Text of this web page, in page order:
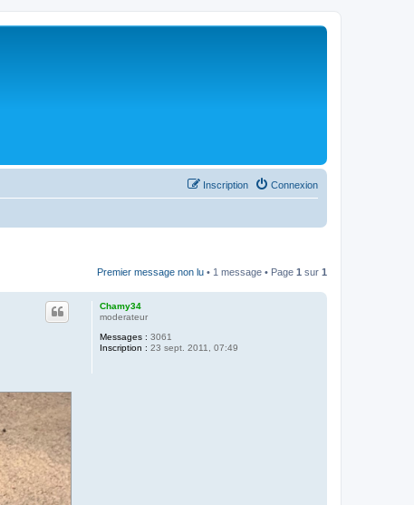
Connexion
Inscription
Premier message non lu • 1 message • Page 1 sur 1
Chamy34
moderateur
Messages : 3061
Inscription : 23 sept. 2011, 07:49